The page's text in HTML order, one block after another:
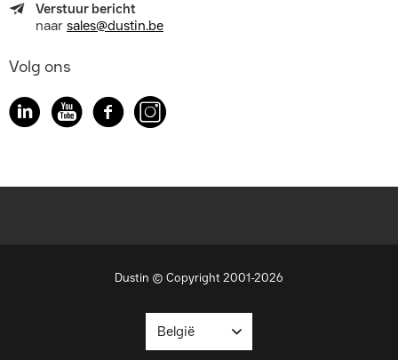
Verstuur bericht
naar sales@dustin.be
Volg ons
Dustin © Copyright 2001-2026
België